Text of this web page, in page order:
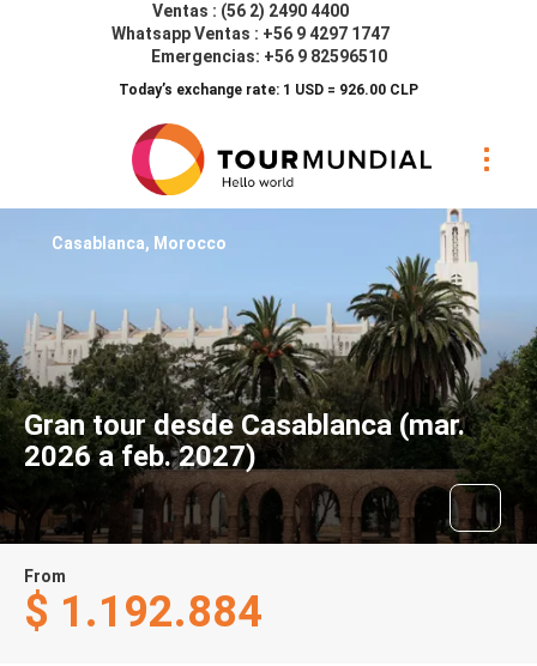
Ventas : (56 2) 2490 4400
Whatsapp Ventas : +56 9 4297 1747
Emergencias: +56 9 82596510
Today’s exchange rate: 1 USD = 926.00 CLP
Gran tour desde Casablanca (mar.
2026 a feb. 2027)
Casablanca, Morocco
From
$ 1.192.884